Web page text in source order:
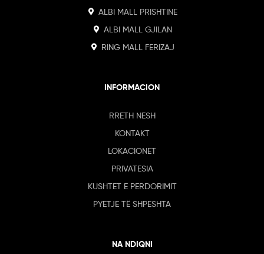
ALBI MALL PRISHTINE
ALBI MALL GJILAN
RING MALL FERIZAJ
INFORMACION
RRETH NESH
KONTAKT
LOKACIONET
PRIVATESIA
KUSHTET E PERDORIMIT
PYETJE TË SHPESHTA
NA NDIQNI